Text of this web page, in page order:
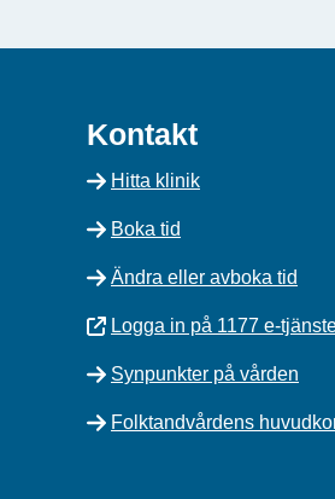
Kontakt
Hitta klinik
Boka tid
Ändra eller avboka tid
Logga in på 1177 e-
Synpunkter på vården
Folktandvårdens